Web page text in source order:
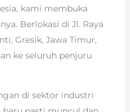
kami membuka
Berlokasi di Jl. Raya
Gresik, Jawa Timur,
ke seluruh penjuru
di sektor industri